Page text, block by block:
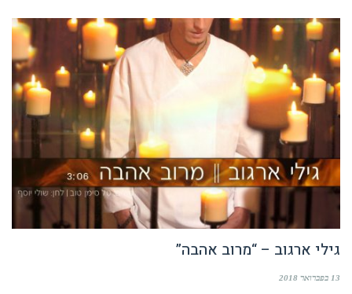
גילי ארגוב – “מרוב אהבה”
13 בפברואר 2018